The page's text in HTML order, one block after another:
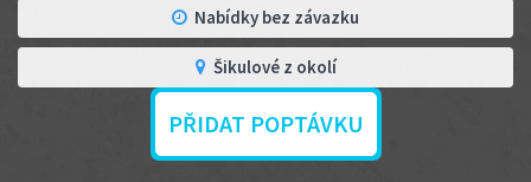
Nabídky bez závazku
Šikulové z okolí
PŘIDAT POPTÁVKU